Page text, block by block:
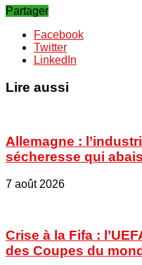
Partager
Facebook
Twitter
LinkedIn
Lire aussi
Allemagne :
sécheresse qui
7 août 2026
Crise à la Fifa :
des Coupes du